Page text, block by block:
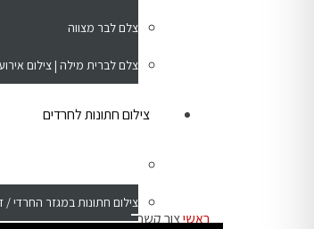
צלם לבר מצווה
צלם לברית מילה | צילום
צילום חתונות לחרדים
צילום חתונות במגזר החרדי /
ראשיצור קשר